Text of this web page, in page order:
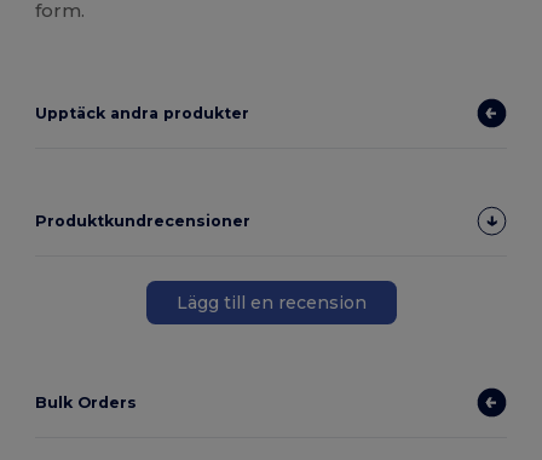
form.
Upptäck andra produkter
Produktkundrecensioner
Lägg till en recension
Bulk Orders